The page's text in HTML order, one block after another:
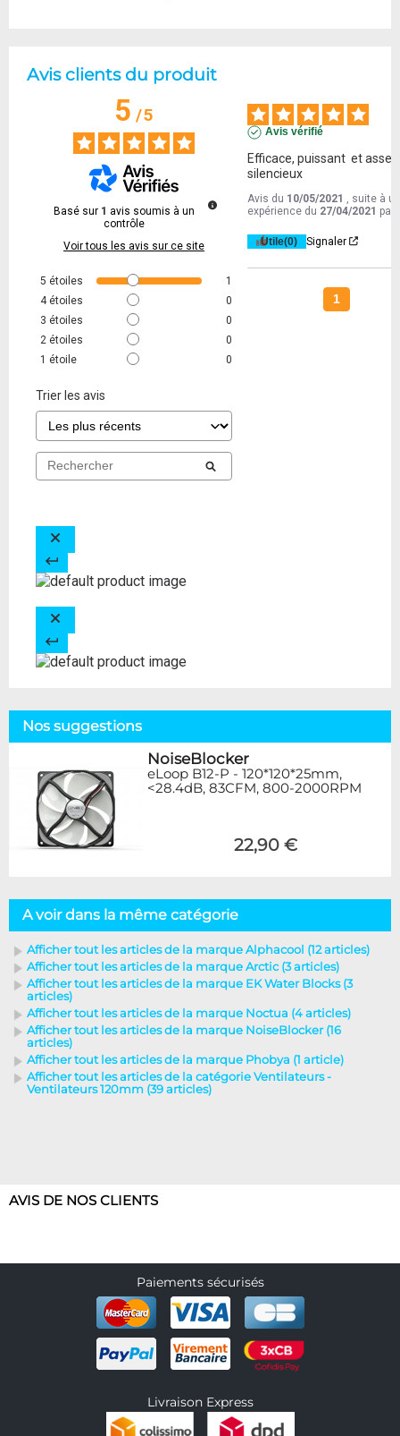
Avis clients du produit
5/5
Basé sur 1 avis soumis à un
contrôle
Voir tous les avis sur ce site
5 étoiles
1
4 étoiles
0
3 étoiles
0
2 étoiles
0
1 étoile 0
Trier les avis
Avis vérifié
Efficace, puissant  et assez
silencieux
Avis du 10/05/2021
, suite à
expérience du 27/04/2021 par
Utile(0) Signaler
1
Nos suggestions
NoiseBlocker
eLoop B12-P - 120*120*25mm,
<28.4dB, 83CFM, 800-2000RPM
22,90 €
A voir dans la même catégorie
Afficher tout les articles de la marque Alphacool (12 articles)
Afficher tout les articles de la marque Arctic (3 articles)
Afficher tout les articles de la marque EK Water Blocks (3
articles)
Afficher tout les articles de la marque Noctua (4 articles)
Afficher tout les articles de la marque NoiseBlocker (16
articles)
Afficher tout les articles de la marque Phobya (1 article)
Afficher tout les articles de la catégorie Ventilateurs -
Ventilateurs 120mm (39 articles)
AVIS DE NOS CLIENTS
Paiements sécurisés
Livraison Express